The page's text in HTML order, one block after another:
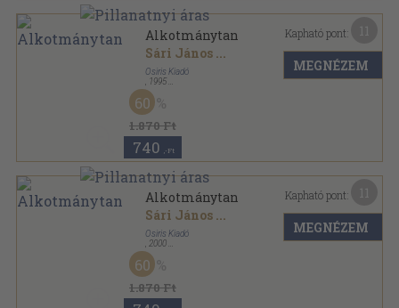
Alkotmánytan
Sári János ...
Osiris Kiadó
1995
Fűzött kemény papírkötés
Osiris könyvek sorozat
1.870 Ft
60
740 ,-Ft
Kapható pont:
MEGNÉZEM
Alkotmánytan
Sári János ...
Osiris Kiadó
2000
Fűzött kemény papírkötés
Osiris tankönyvek sorozat
1.870 Ft
60
Kapható pont:
MEGNÉZEM